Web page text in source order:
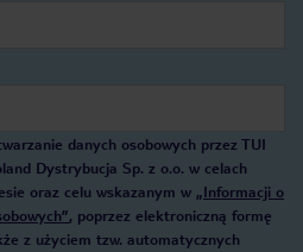
danych osobowych przez TUI
Dystrybucja Sp. z o.o. w celach
oraz celu wskazanym w „Informacji o
, poprzez elektroniczną formę
z użyciem tzw. automatycznych